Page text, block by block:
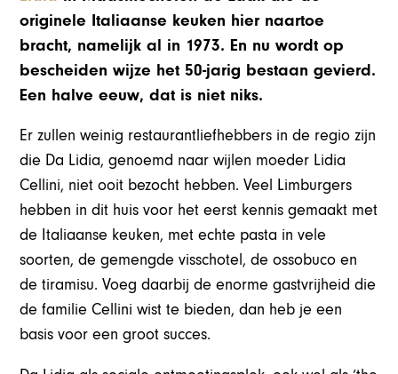
originele Italiaanse keuken hier naartoe
bracht, namelijk al in 1973. En nu wordt op
bescheiden wijze het 50-jarig bestaan gevierd.
Een halve eeuw, dat is niet niks.
Er zullen weinig restaurantliefhebbers in de regio zijn
die Da Lidia, genoemd naar wijlen moeder Lidia
Cellini, niet ooit bezocht hebben. Veel Limburgers
hebben in dit huis voor het eerst kennis gemaakt met
de Italiaanse keuken, met echte pasta in vele
soorten, de gemengde visschotel, de ossobuco en
de tiramisu. Voeg daarbij de enorme gastvrijheid die
de familie Cellini wist te bieden, dan heb je een
basis voor een groot succes.